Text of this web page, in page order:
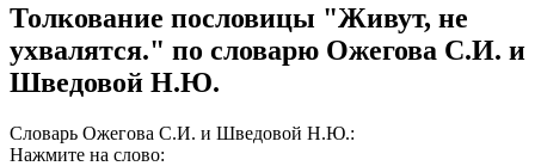
Толкование пословицы "Живут, не
ухвалятся." по словарю Ожегова С.И. и
Шведовой Н.Ю.
Словарь Ожегова С.И. и Шведовой Н.Ю.:
Нажмите на слово: